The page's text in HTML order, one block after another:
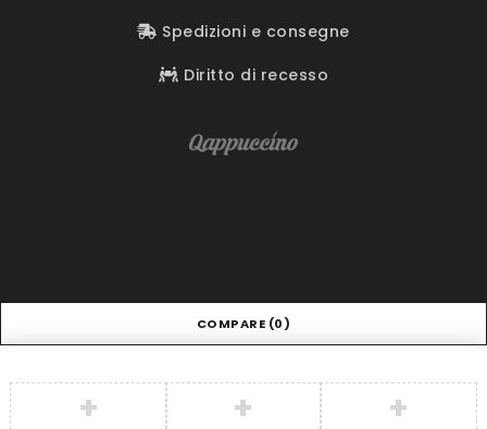
Spedizioni e consegne
Diritto di recesso
COMPARE (0)